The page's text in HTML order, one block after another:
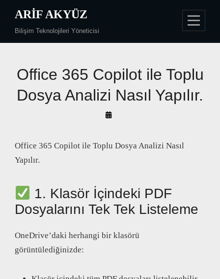
content
ARIF AKYÜZ
Bilişim Teknolojileri Yöneticisi
Office 365 Copilot ile Toplu
Dosya Analizi Nasıl Yapılır.
By
Office 365 Copilot ile Toplu Dosya Analizi Nasıl
Yapılır.
1. Klasör İçindeki PDF
Dosyalarını Tek Tek Listeleme
OneDrive’daki herhangi bir klasörü
görüntülediğinizde:
Yazı
gezinmesi